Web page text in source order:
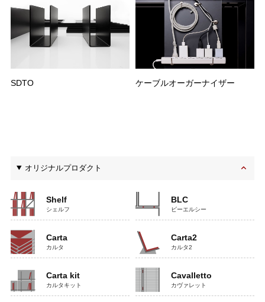
SDTO ケーブルオーガーナイザー
オリジナルプロダクト
Shelf
シェルフ
BLC
ビーエルシー
Carta
カルタ
Carta2
カルタ2
Carta kit
カルタキット
Cavalletto
カヴァレット